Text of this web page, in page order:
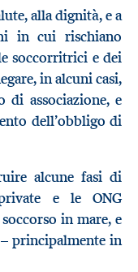
alla dignità, e a
in cui rischiano
soccorritrici e dei
in alcuni casi,
associazione, e
dell’obbligo di
alcune fasi di
e le ONG
in mare, e
principalmente in